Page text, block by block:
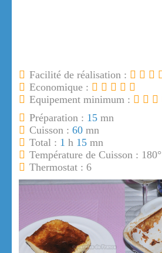
Facilité de réalisation :
Economique :
Equipement minimum :
Préparation : 15 mn
Cuisson : 60 mn
Total : 1 h 15 mn
Température de Cuisson : 180°
Thermostat : 6